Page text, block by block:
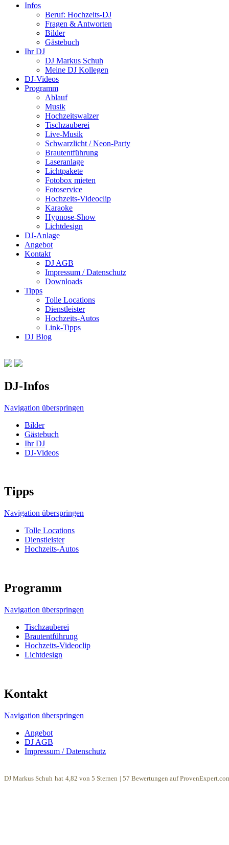
Infos
Beruf: Hochzeits-DJ
Fragen & Antworten
Bilder
Gästebuch
Ihr DJ
DJ Markus Schuh
Meine DJ Kollegen
DJ-Videos
Programm
Ablauf
Musik
Hochzeitswalzer
Tischzauberei
Live-Musik
Schwarzlicht / Neon-Party
Brautentführung
Laseranlage
Lichtpakete
Fotobox mieten
Fotoservice
Hochzeits-Videoclip
Karaoke
Hypnose-Show
Lichtdesign
DJ-Anlage
Angebot
Kontakt
DJ AGB
Impressum / Datenschutz
Downloads
Tipps
Tolle Locations
Dienstleister
Hochzeits-Autos
Link-Tipps
DJ Blog
DJ-Infos
Navigation überspringen
Bilder
Gästebuch
Ihr DJ
DJ-Videos
Tipps
Navigation überspringen
Tolle Locations
Dienstleister
Hochzeits-Autos
Programm
Navigation überspringen
Tischzauberei
Brautentführung
Hochzeits-Videoclip
Lichtdesign
Kontakt
Navigation überspringen
Angebot
DJ AGB
Impressum / Datenschutz
DJ Markus Schuh hat 4,82 von 5 Sternen 57 Bewertungen auf